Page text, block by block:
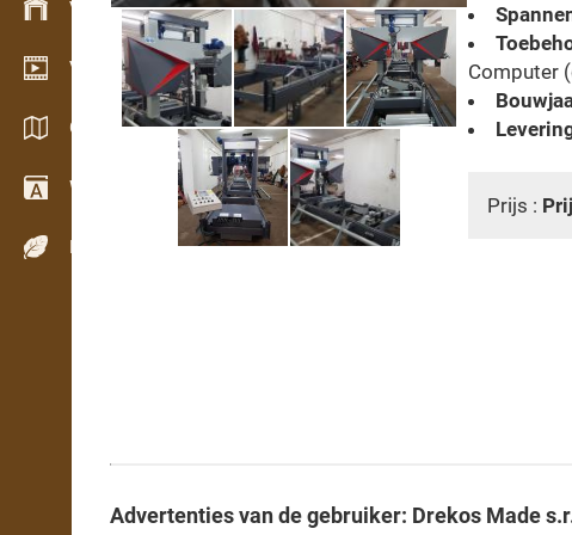
Voorraadbeheer
Video showroom
Catalogi / Brochures
Woordenboek
Houtsoorten
Computer
Prijs :
Advertenties van de gebruiker: Drekos Made